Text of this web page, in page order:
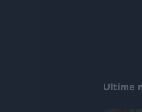
Ultime